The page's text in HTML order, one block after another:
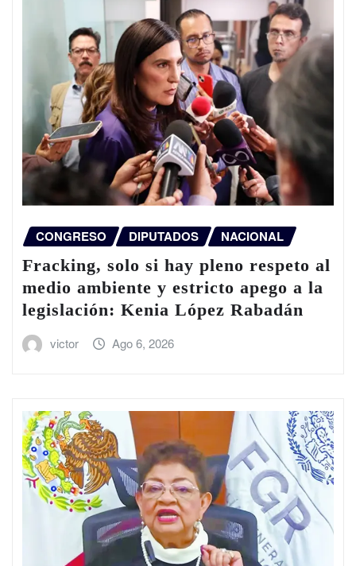
CONGRESO DIPUTADOS NACIONAL
Fracking, solo si hay pleno respeto al
medio ambiente y estricto apego a la
legislación: Kenia López Rabadán
victor Ago 6, 2026